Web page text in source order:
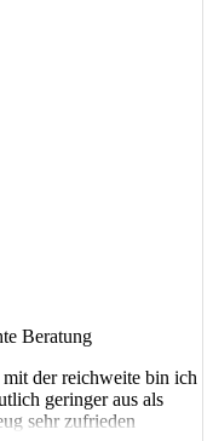
Beratung
der reichweite bin ich
geringer aus als
sehr zufrieden